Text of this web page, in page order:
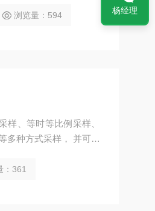
浏览量：594
样、等时等比例采样、
多种方式采样， 并可实
：361
杨经理